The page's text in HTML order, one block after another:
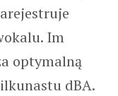
Im
optymalną
dBA.